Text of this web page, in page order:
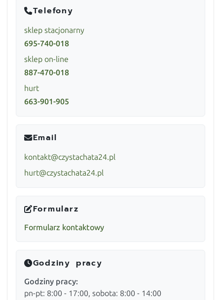
Telefony
sklep stacjonarny
695-740-018
sklep on-line
887-470-018
hurt
663-901-905
Email
kontakt@czystachata24.pl
hurt@czystachata24.pl
Formularz
Formularz kontaktowy
Godziny pracy
Godziny pracy:
pn-pt: 8:00 - 17:00, sobota: 8:00 - 14:00